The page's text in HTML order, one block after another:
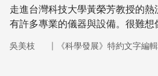
走進台灣科技大學黃榮芳教授的熱
有許多專業的儀器與設備。很難想
地下室，但黃榮芳卻像看到了「寶
吳美枝 ｜ 《科學發展》特約文字編輯